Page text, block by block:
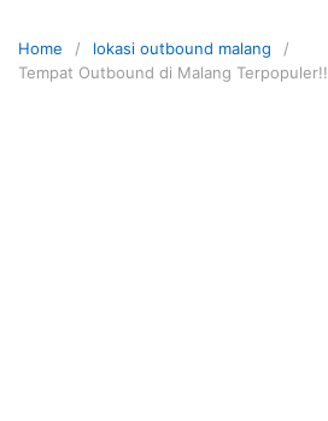
content
Home
lokasi outbound malang
Tempat Outbound di Malang Terpopuler!!